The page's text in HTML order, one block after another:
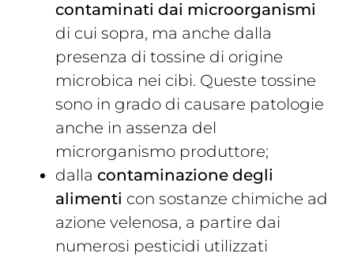
contaminati dai microorganismi
di cui sopra, ma anche dalla
presenza di tossine di origine
microbica nei cibi. Queste tossine
sono in grado di causare patologie
anche in assenza del
microrganismo produttore;
dalla contaminazione degli
alimenti con sostanze chimiche ad
azione velenosa, a partire dai
numerosi pesticidi utilizzati